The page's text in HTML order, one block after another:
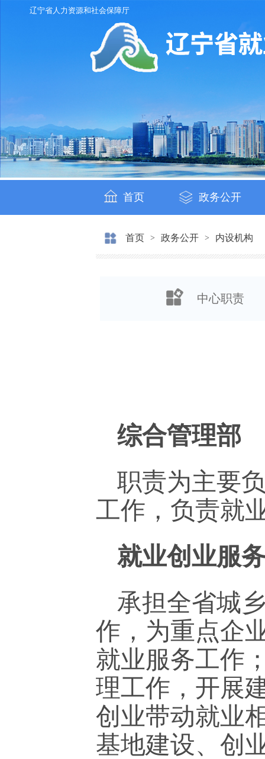
辽宁省人力资源和社会保障厅
首页 政务公开
首页 > 政务公开 > 内设机构
中心职责
综合管理部
职责为主要
工作，负责就
就业创业服
承担全省城
作，为重点企
就业服务工作
理工作，开展
创业带动就业
基地建设、创